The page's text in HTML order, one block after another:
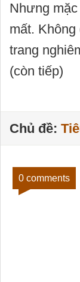
Nhưng
mất.
trang
(còn tiếp)
Chủ đề:
0 comments